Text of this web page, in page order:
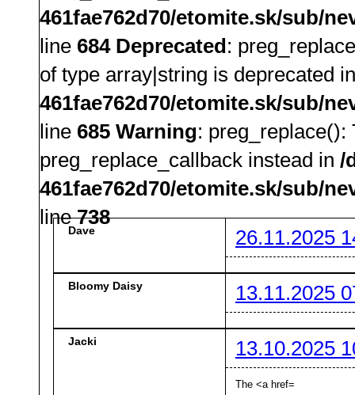
461fae762d70/etomite.sk/sub/
line 684 Deprecated:
of type array|string is deprecated
461fae762d70/etomite.sk/sub/
line 685 Warning: preg_replace():
preg_replace_callback instead in /
461fae762d70/etomite.sk/sub/
line738
Dave 26.11.2025
Bloomy Daisy 13.11.2025
Jacki 13.10.2025
The <a href=